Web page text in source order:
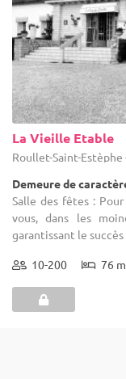
La Vieille Etable
Roullet-Saint-
Demeure de
Salle des fêtes :
vous, dans les
garantissant le
10-200 76